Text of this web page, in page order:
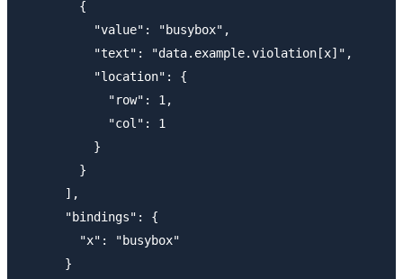
        {
          "value": "busybox",
          "text": "data.example.violation[x]",
          "location": {
            "row": 1,
            "col": 1
          }
        }
      ],
      "bindings": {
        "x": "busybox"
      }